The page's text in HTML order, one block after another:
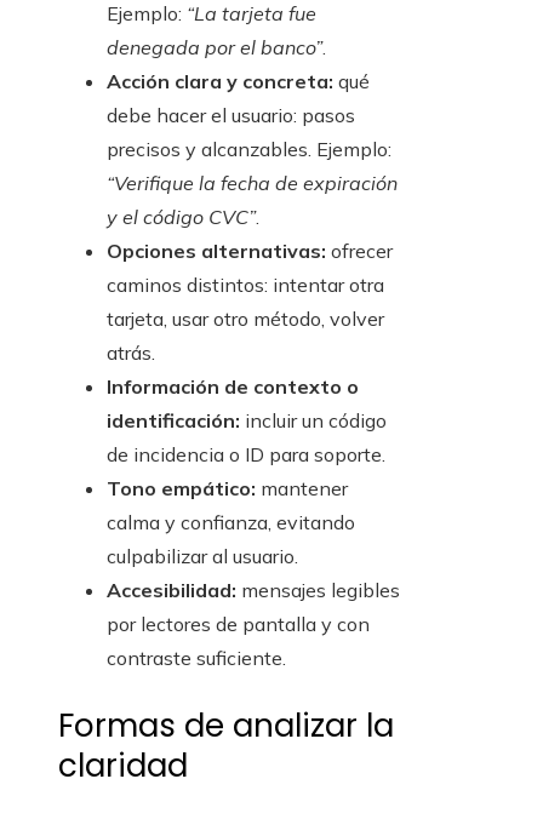
Ejemplo: “La tarjeta fue
denegada por el banco”.
Acción clara y concreta: qué
debe hacer el usuario: pasos
precisos y alcanzables. Ejemplo:
“Verifique la fecha de expiración
y el código CVC”.
Opciones alternativas: ofrecer
caminos distintos: intentar otra
tarjeta, usar otro método, volver
atrás.
Información de contexto o
identificación: incluir un código
de incidencia o ID para soporte.
Tono empático: mantener
calma y confianza, evitando
culpabilizar al usuario.
Accesibilidad: mensajes legibles
por lectores de pantalla y con
contraste suficiente.
Formas de analizar la
claridad